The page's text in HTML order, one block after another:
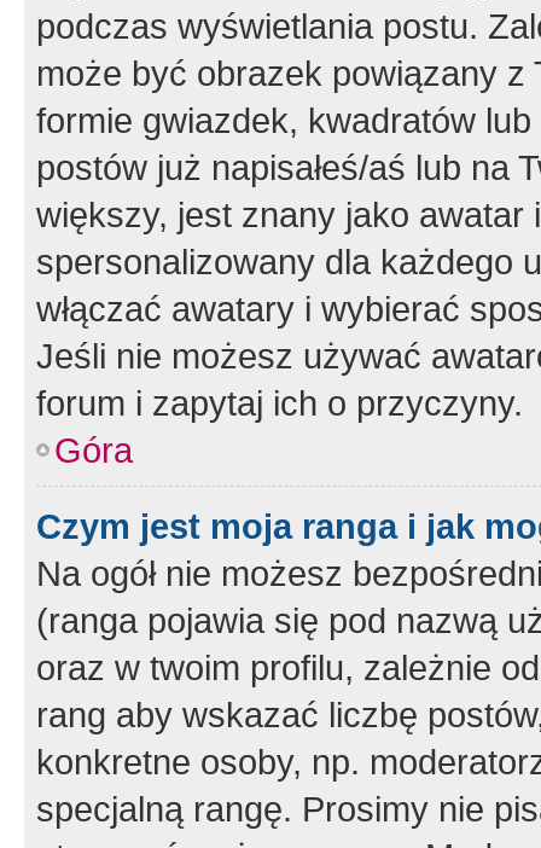
podczas wyświetlania postu.
może być obrazek powiązany z
formie gwiazdek, kwadratów
postów już napisałeś/aś lub na
większy, jest znany jako
spersonalizowany dla każdego
włączać awatary i wybierać
Jeśli nie możesz używać
forum i zapytaj ich o przyczyny.
Góra
Czym jest moja ranga i jak
Na ogół nie możesz
(ranga pojawia się pod nazwą
oraz w twoim profilu, zależnie
rang aby wskazać liczbę
konkretne osoby, np.
specjalną rangę. Prosimy nie